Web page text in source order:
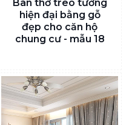
Bàn thờ treo tường
hiện đại bằng gỗ
đẹp cho căn hộ
chung cư - mẫu 18